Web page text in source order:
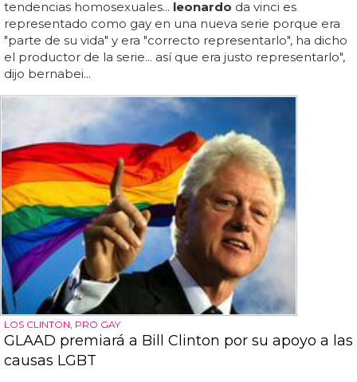
tendencias homosexuales... leonardo da vinci es
representado como gay en una nueva serie porque era
"parte de su vida" y era "correcto representarlo", ha dicho
el productor de la serie... así que era justo representarlo",
dijo bernabei...
LOS CLINTON, PRO GAY
GLAAD premiará a Bill Clinton por su apoyo a las
causas LGBT